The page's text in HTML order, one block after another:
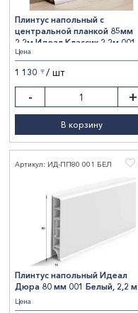
Плинтус напольный с
центральной планкой 85мм
2,2м Идеал Классик 2,2м 001
Белый
Цена
1 130 〒 / шт
- +
В корзину
Артикул: ИД-ПП80 001 БЕЛ
Плинтус напольный Идеал
Дюра 80 мм 001 Белый, 2,2 м
Цена